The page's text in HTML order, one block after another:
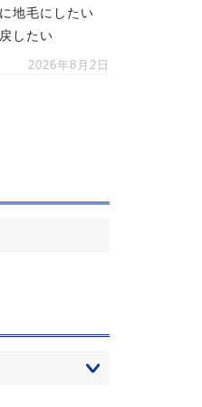
地毛にしたい
したい
2026年8月2日